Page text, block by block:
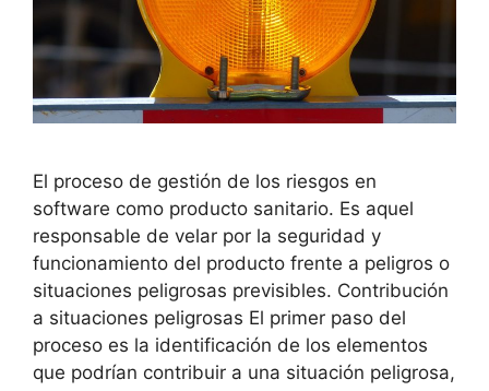
El proceso de gestión de los riesgos en
software como producto sanitario. Es aquel
responsable de velar por la seguridad y
funcionamiento del producto frente a peligros o
situaciones peligrosas previsibles. Contribución
a situaciones peligrosas El primer paso del
proceso es la identificación de los elementos
que podrían contribuir a una situación peligrosa,